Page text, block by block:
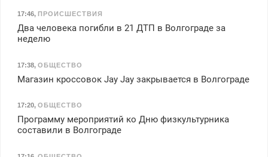
17:46, ПРОИСШЕСТВИЯ
Два человека погибли в 21 ДТП в Волгограде за
неделю
17:38, ОБЩЕСТВО
Магазин кроссовок Jay Jay закрывается в Волгограде
17:20, ОБЩЕСТВО
Программу мероприятий ко Дню физкультурника
составили в Волгограде